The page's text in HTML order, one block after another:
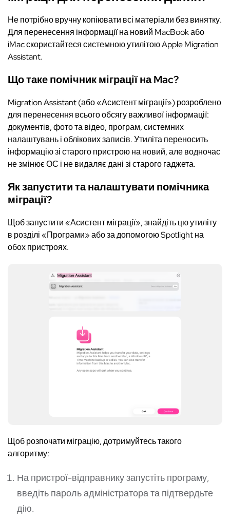
Не потрібно вручну копіювати всі матеріали без винятку.
Для перенесення інформації на новий MacBook або
iMac скористайтеся системною утилітою Apple Migration
Assistant.
Що таке помічник міграції на Mac?
Migration Assistant (або «Асистент міграції») розроблено
для перенесення всього обсягу важливої інформації:
документів, фото та відео, програм, системних
налаштувань і облікових записів. Утиліта переносить
інформацію зі старого пристрою на новий, але водночас
не змінює ОС і не видаляє дані зі старого гаджета.
Як запустити та налаштувати помічника
міграції?
Щоб запустити «Асистент міграції», знайдіть цю утиліту
в розділі «Програми» або за допомогою Spotlight на
обох пристроях.
Щоб розпочати міграцію, дотримуйтесь такого
алгоритму:
На пристрої-відправнику запустіть програму,
введіть пароль адміністратора та підтвердьте
дію.